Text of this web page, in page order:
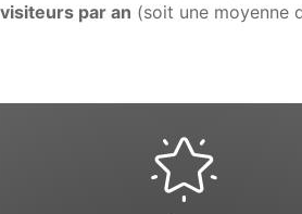
par an (soit une moyenne